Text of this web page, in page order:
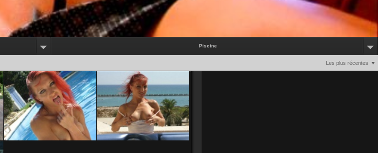
Piscine
Les plus récentes